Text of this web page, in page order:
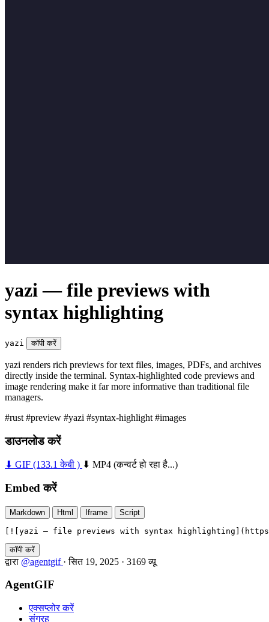
yazi — file previews with
syntax highlighting
yazi कॉपी करें
yazi renders rich previews for text files, images, PDFs, and archives
directly inside the terminal. Syntax-highlighted code previews and
image rendering make it far more informative than traditional file
managers.
#rust #preview #yazi #syntax-highlight #images
डाउनलोड करें
⬇ GIF (133.1 केबी ) ⬇ MP4 (कन्वर्ट हो रहा है...)
Embed करें
Markdown Html Iframe Script
[![yazi — file previews with syntax
कॉपी करें
द्वारा @agentgif · सित 19, 2025 · 3169 व्यू
AgentGIF
एक्सप्लोर करें
संग्रह